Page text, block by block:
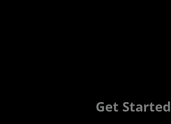
Get Started